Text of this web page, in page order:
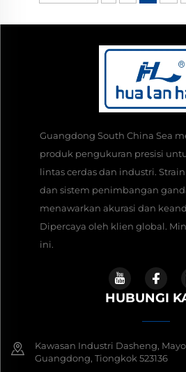
Guangdong South China Sea
produk pengukuran presisi
lintas cerdas dan industri.
dan sistem penimbangan
menawarkan akurasi dan
Dipercaya oleh klien global.
ini.
HUBUNGI
Kawasan Industri Dasheng,
Guangdong, Tiongkok 523136